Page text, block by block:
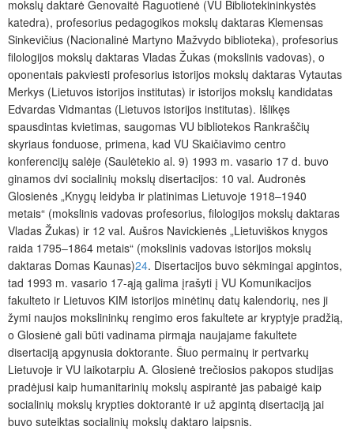
mokslų daktarė Genovaitė Raguotienė (VU Bibliotekininkystės
katedra), profesorius pedagogikos mokslų daktaras Klemensas
Sinkevičius (Nacionalinė Martyno Mažvydo biblioteka), profesorius
filologijos mokslų daktaras Vladas Žukas (mokslinis vadovas), o
oponentais pakviesti profesorius istorijos mokslų daktaras Vytautas
Merkys (Lietuvos istorijos institutas) ir istorijos mokslų kandidatas
Edvardas Vidmantas (Lietuvos istorijos institutas). Išlikęs
spausdintas kvietimas, saugomas VU bibliotekos Rankraščių
skyriaus fonduose, primena, kad VU Skaičiavimo centro
konferencijų salėje (Saulėtekio al. 9) 1993 m. vasario 17 d. buvo
ginamos dvi socialinių mokslų disertacijos: 10 val. Audronės
Glosienės „Knygų leidyba ir platinimas Lietuvoje 1918‒1940
metais“ (mokslinis vadovas profesorius, filologijos mokslų daktaras
Vladas Žukas) ir 12 val. Aušros Navickienės „Lietuviškos knygos
raida 1795‒1864 metais“ (mokslinis vadovas istorijos mokslų
daktaras Domas Kaunas)24. Disertacijos buvo sėkmingai apgintos,
tad 1993 m. vasario 17-ąją galima įrašyti į VU Komunikacijos
fakulteto ir Lietuvos KIM istorijos minėtinų datų kalendorių, nes ji
žymi naujos mokslininkų rengimo eros fakultete ar kryptyje pradžią,
o Glosienė gali būti vadinama pirmąja naujajame fakultete
disertaciją apgynusia doktorante. Šiuo permainų ir pertvarkų
Lietuvoje ir VU laikotarpiu A. Glosienė trečiosios pakopos studijas
pradėjusi kaip humanitarinių mokslų aspirantė jas pabaigė kaip
socialinių mokslų krypties doktorantė ir už apgintą disertaciją jai
buvo suteiktas socialinių mokslų daktaro laipsnis.